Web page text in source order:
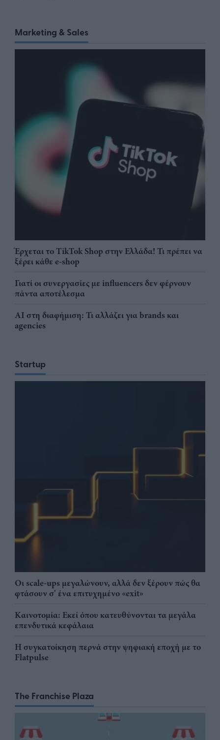
Marketing & Sales
Έρχεται το TikTok Shop στην Ελλάδα! Τι πρέπει να
ξέρει κάθε e-shop
Γιατί οι συνεργασίες με influencers δεν φέρνουν
πάντα αποτέλεσμα
AI στη διαφήμιση: Τι αλλάζει για brands και
agencies
Startup
Οι scale-ups μεγαλώνουν, αλλά δεν ξέρουν πώς θα
φτάσουν σ' ένα επιτυχημένο «exit»
Καινοτομία: Εκεί όπου κατευθύνονται τα μεγάλα
επενδυτικά κεφάλαια
Η συγκατοίκηση περνά στην ψηφιακή εποχή με το
Flatpulse
The Franchise Plaza